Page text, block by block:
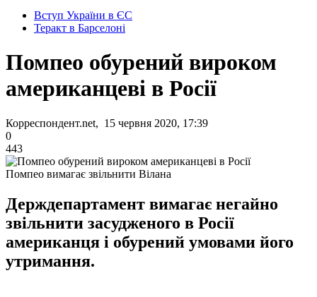
Вступ України в ЄС
Теракт в Барселоні
Помпео обурений вироком
американцеві в Росії
Корреспондент.net, 15 червня 2020, 17:39
0
443
Помпео вимагає звільнити Вілана
Держдепартамент вимагає негайно
звільнити засудженого в Росії
американця і обурений умовами його
утримання.